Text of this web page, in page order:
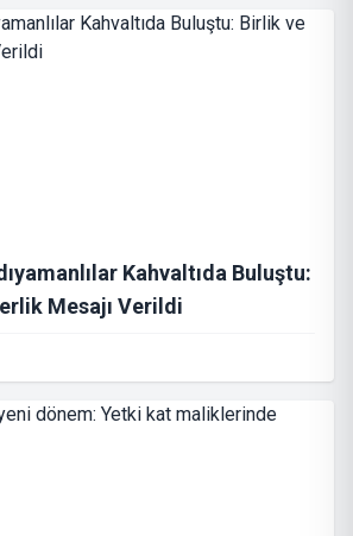
Kahvaltıda Buluştu:
Mesajı Verildi